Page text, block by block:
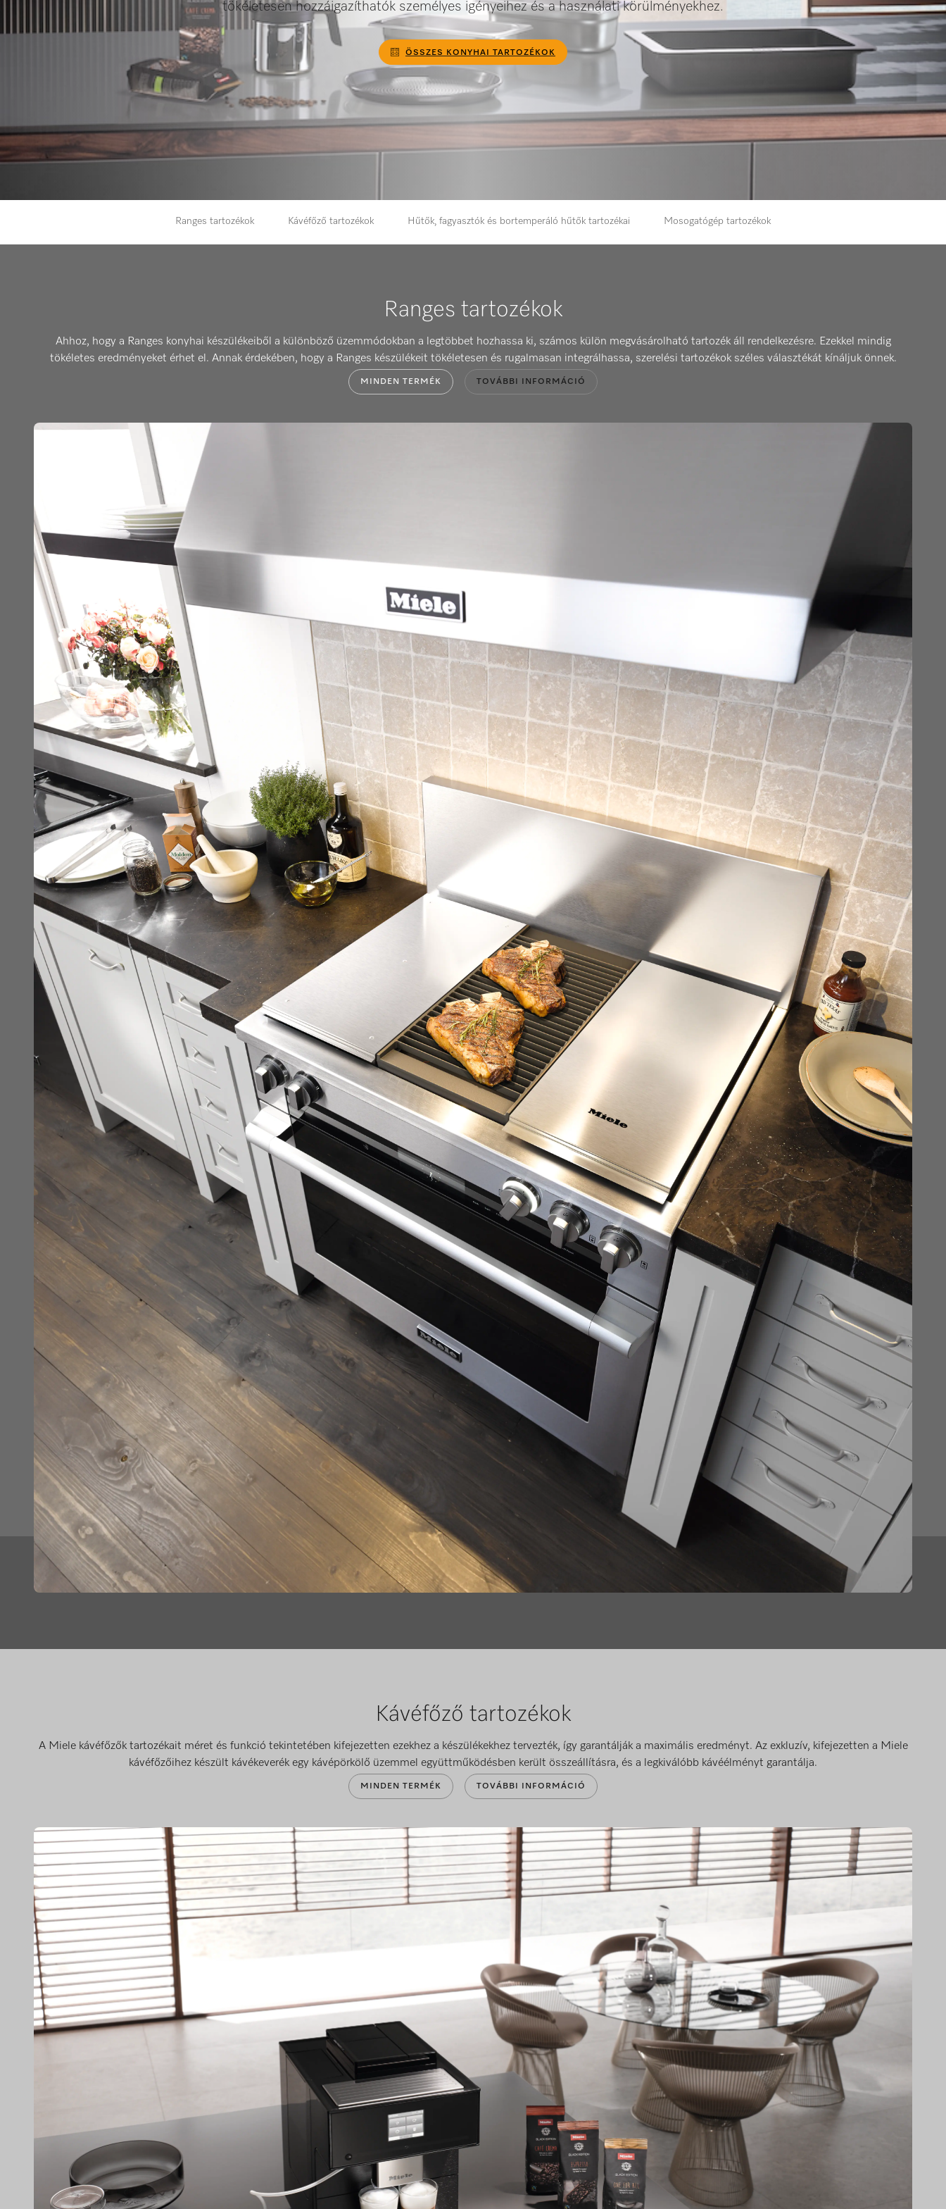
tökéletesen hozzáigazíthatók személyes igényeihez és a használati körülményekhez.
ÖSSZES KONYHAI TARTOZÉKOK
Ranges tartozékok Kávéfőző tartozékok Hűtők, fagyasztók és bortemperáló hűtők tartozékai Mosogatógép tartozékok
Ranges tartozékok
Ahhoz, hogy a Ranges konyhai készülékeiből a különböző üzemmódokban a legtöbbet hozhassa ki, számos külön megvásárolható tartozék áll rendelkezésre. Ezekkel mindig
tökéletes eredményeket érhet el. Annak érdekében, hogy a Ranges készülékeit tökéletesen és rugalmasan integrálhassa, szerelési tartozékok széles választékát kínáljuk önnek.
MINDEN TERMÉK TOVÁBBI INFORMÁCIÓ
Kávéfőző tartozékok
A Miele kávéfőzők tartozékait méret és funkció tekintetében kifejezetten ezekhez a készülékekhez tervezték, így garantálják a maximális eredményt. Az exkluzív, kifejezetten a Miele
kávéfőzőihez készült kávékeverék egy kávépörkölő üzemmel együttműködésben került összeállításra, és a legkiválóbb kávéélményt garantálja.
MINDEN TERMÉK TOVÁBBI INFORMÁCIÓ